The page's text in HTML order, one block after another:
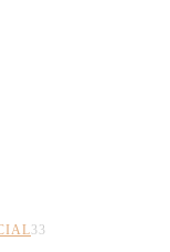
33